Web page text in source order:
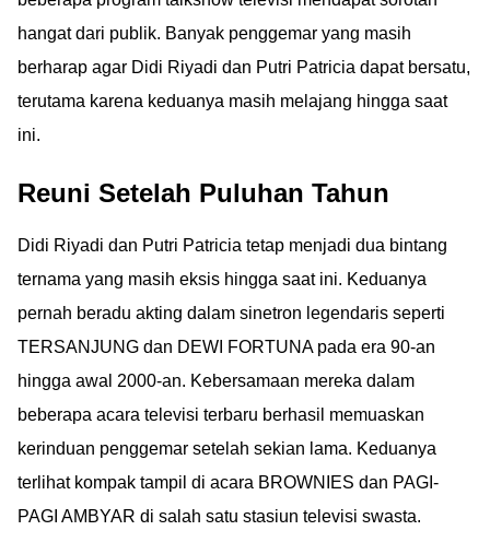
hangat dari publik. Banyak penggemar yang masih
berharap agar Didi Riyadi dan Putri Patricia dapat bersatu,
terutama karena keduanya masih melajang hingga saat
ini.
Reuni Setelah Puluhan Tahun
Didi Riyadi dan Putri Patricia tetap menjadi dua bintang
ternama yang masih eksis hingga saat ini. Keduanya
pernah beradu akting dalam sinetron legendaris seperti
TERSANJUNG dan DEWI FORTUNA pada era 90-an
hingga awal 2000-an. Kebersamaan mereka dalam
beberapa acara televisi terbaru berhasil memuaskan
kerinduan penggemar setelah sekian lama. Keduanya
terlihat kompak tampil di acara BROWNIES dan PAGI-
PAGI AMBYAR di salah satu stasiun televisi swasta.